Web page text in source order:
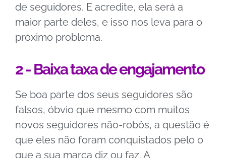
de seguidores. E acredite, ela será a
maior parte deles, e isso nos leva para o
próximo problema.
2 - Baixa taxa de engajamento
Se boa parte dos seus seguidores são
falsos, óbvio que mesmo com muitos
novos seguidores não-robôs, a questão é
que eles não foram conquistados pelo o
que a sua marca diz ou faz. A